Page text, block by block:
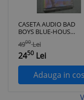
CASETA AUDIO BAD
BOYS BLUE-HOUSE
OF SILENCE FOARTE
RARA!!!! DE TARABA
4900 Lei
2450 Lei
Adauga in cos